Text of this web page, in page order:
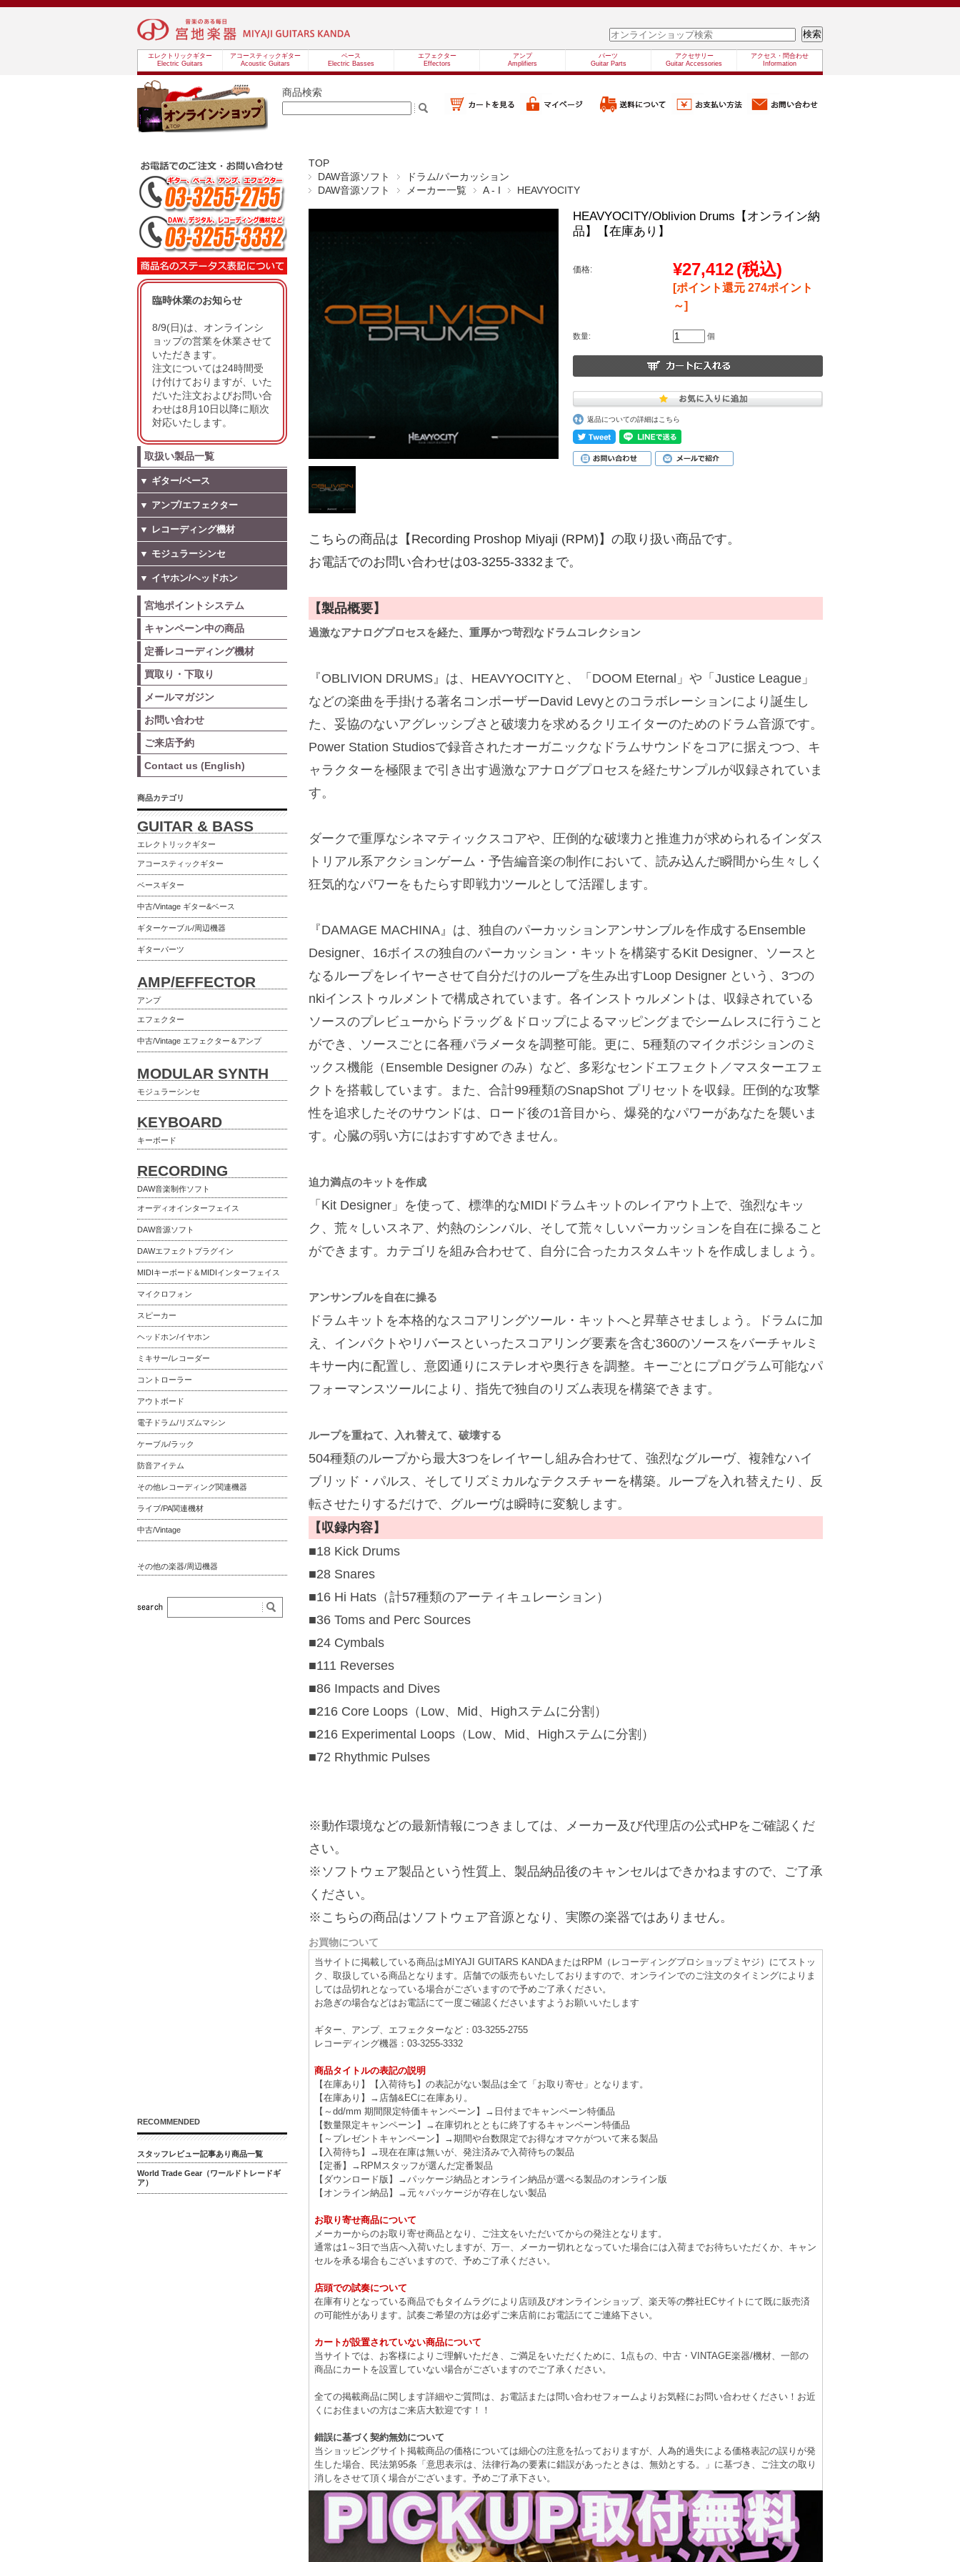
エレクトリックギター
Electric Guitars
アコースティックギター
Acoustic Guitars
ベース
Electric Basses
エフェクター
Effectors
アンプ
Amplifiers
パーツ
Guitar Parts
アクセサリー
Guitar Accessories
アクセス・問合わせ
Information
商品検索
TOP
DAW音源ソフト
ドラム/パーカッション
DAW音源ソフト
メーカー一覧 A - I HEAVYOCITY
HEAVYOCITY/Oblivion Drums【オンライン納
品】【在庫あり】
価格: ¥27,412(税込)
[ポイント還元 274ポイント
～]
数量: 個
返品についての詳細はこちら
こちらの商品は【Recording Proshop Miyaji (RPM)】の取り扱い商品です。
お電話でのお問い合わせは03-3255-3332まで。
【製品概要】
過激なアナログプロセスを経た、重厚かつ苛烈なドラムコレクション
『OBLIVION DRUMS』は、HEAVYOCITYと、「DOOM Eternal」や「Justice League」
などの楽曲を手掛ける著名コンポーザーDavid Levyとのコラボレーションにより誕生し
た、妥協のないアグレッシブさと破壊力を求めるクリエイターのためのドラム音源です。
Power Station Studiosで録音されたオーガニックなドラムサウンドをコアに据えつつ、キ
ャラクターを極限まで引き出す過激なアナログプロセスを経たサンプルが収録されていま
す。
ダークで重厚なシネマティックスコアや、圧倒的な破壊力と推進力が求められるインダス
トリアル系アクションゲーム・予告編音楽の制作において、読み込んだ瞬間から生々しく
狂気的なパワーをもたらす即戦力ツールとして活躍します。
『DAMAGE MACHINA』は、独自のパーカッションアンサンブルを作成するEnsemble
Designer、16ボイスの独自のパーカッション・キットを構築するKit Designer、ソースと
なるループをレイヤーさせて自分だけのループを生み出すLoop Designer という、3つの
nkiインストゥルメントで構成されています。各インストゥルメントは、収録されている
ソースのプレビューからドラッグ＆ドロップによるマッピングまでシームレスに行うこと
ができ、ソースごとに各種パラメータを調整可能。更に、5種類のマイクポジションのミ
ックス機能（Ensemble Designer のみ）など、多彩なセンドエフェクト／マスターエフェ
クトを搭載しています。また、合計99種類のSnapShot プリセットを収録。圧倒的な攻撃
性を追求したそのサウンドは、ロード後の1音目から、爆発的なパワーがあなたを襲いま
す。心臓の弱い方にはおすすめできません。
迫力満点のキットを作成
「Kit Designer」を使って、標準的なMIDIドラムキットのレイアウト上で、強烈なキッ
ク、荒々しいスネア、灼熱のシンバル、そして荒々しいパーカッションを自在に操ること
ができます。カテゴリを組み合わせて、自分に合ったカスタムキットを作成しましょう。
アンサンブルを自在に操る
ドラムキットを本格的なスコアリングツール・キットへと昇華させましょう。ドラムに加
え、インパクトやリバースといったスコアリング要素を含む360のソースをバーチャルミ
キサー内に配置し、意図通りにステレオや奥行きを調整。キーごとにプログラム可能なパ
フォーマンスツールにより、指先で独自のリズム表現を構築できます。
ループを重ねて、入れ替えて、破壊する
504種類のループから最大3つをレイヤーし組み合わせて、強烈なグルーヴ、複雑なハイ
ブリッド・パルス、そしてリズミカルなテクスチャーを構築。ループを入れ替えたり、反
転させたりするだけで、グルーヴは瞬時に変貌します。
【収録内容】
■18 Kick Drums
■28 Snares
■16 Hi Hats（計57種類のアーティキュレーション）
■36 Toms and Perc Sources
■24 Cymbals
■111 Reverses
■86 Impacts and Dives
■216 Core Loops（Low、Mid、Highステムに分割）
■216 Experimental Loops（Low、Mid、Highステムに分割）
■72 Rhythmic Pulses
※動作環境などの最新情報につきましては、メーカー及び代理店の公式HPをご確認くだ
さい。
※ソフトウェア製品という性質上、製品納品後のキャンセルはできかねますので、ご了承
ください。
※こちらの商品はソフトウェア音源となり、実際の楽器ではありません。
お買物について
当サイトに掲載している商品はMIYAJI GUITARS KANDAまたはRPM（レコーディングプロショップミヤジ）にてストッ
ク、取扱している商品となります。店舗での販売もいたしておりますので、オンラインでのご注文のタイミングによりま
しては品切れとなっている場合がございますので予めご了承ください。
お急ぎの場合などはお電話にて一度ご確認くださいますようお願いいたします
ギター、アンプ、エフェクターなど：03-3255-2755
レコーディング機器：03-3255-3332
商品タイトルの表記の説明
【在庫あり】【入荷待ち】の表記がない製品は全て「お取り寄せ」となります。
【在庫あり】→店舗&ECに在庫あり。
【～dd/mm 期間限定特価キャンペーン】→日付までキャンペーン特価品
【数量限定キャンペーン】→在庫切れとともに終了するキャンペーン特価品
【～プレゼントキャンペーン】→期間や台数限定でお得なオマケがついて来る製品
【入荷待ち】→現在在庫は無いが、発注済みで入荷待ちの製品
【定番】→RPMスタッフが選んだ定番製品
【ダウンロード版】→パッケージ納品とオンライン納品が選べる製品のオンライン版
【オンライン納品】→元々パッケージが存在しない製品
お取り寄せ商品について
メーカーからのお取り寄せ商品となり、ご注文をいただいてからの発注となります。
通常は1～3日で当店へ入荷いたしますが、万一、メーカー切れとなっていた場合には入荷までお待ちいただくか、キャン
セルを承る場合もございますので、予めご了承ください。
店頭での試奏について
在庫有りとなっている商品でもタイムラグにより店頭及びオンラインショップ、楽天等の弊社ECサイトにて既に販売済
の可能性があります。試奏ご希望の方は必ずご来店前にお電話にてご連絡下さい。
カートが設置されていない商品について
当サイトでは、お客様によりご理解いただき、ご満足をいただくために、1点もの、中古・VINTAGE楽器/機材、一部の
商品にカートを設置していない場合がございますのでご了承ください。
全ての掲載商品に関します詳細やご質問は、お電話または問い合わせフォームよりお気軽にお問い合わせください！お近
くにお住まいの方はご来店大歓迎です！！
錯誤に基づく契約無効について
当ショッピングサイト掲載商品の価格については細心の注意を払っておりますが、人為的過失による価格表記の誤りが発
生した場合、民法第95条「意思表示は、法律行為の要素に錯誤があったときは、無効とする。」に基づき、ご注文の取り
消しをさせて頂く場合がございます。予めご了承下さい。
臨時休業のお知らせ
8/9(日)は、オンラインシ
ョップの営業を休業させて
いただきます。
注文については24時間受
け付けておりますが、いた
だいた注文およびお問い合
わせは8月10日以降に順次
対応いたします。
取扱い製品一覧
▼ ギター/ベース
▼ アンプ/エフェクター
▼ レコーディング機材
▼ モジュラーシンセ
▼ イヤホン/ヘッドホン
宮地ポイントシステム
キャンペーン中の商品
定番レコーディング機材
買取り・下取り
メールマガジン
お問い合わせ
ご来店予約
Contact us (English)
商品カテゴリ
GUITAR & BASS
エレクトリックギター
アコースティックギター
ベースギター
中古/Vintage ギター&ベース
ギターケーブル/周辺機器
ギターパーツ
AMP/EFFECTOR
アンプ
エフェクター
中古/Vintage エフェクター＆アンプ
MODULAR SYNTH
モジュラーシンセ
KEYBOARD
キーボード
RECORDING
DAW音楽制作ソフト
オーディオインターフェイス
DAW音源ソフト
DAWエフェクトプラグイン
MIDIキーボード＆MIDIインターフェイス
マイクロフォン
スピーカー
ヘッドホン/イヤホン
ミキサー/レコーダー
コントローラー
アウトボード
電子ドラム/リズムマシン
ケーブル/ラック
防音アイテム
その他レコーディング関連機器
ライブ/PA関連機材
中古/Vintage
その他の楽器/周辺機器
RECOMMENDED
スタッフレビュー記事あり商品一覧
World Trade Gear（ワールドトレードギ
ア）